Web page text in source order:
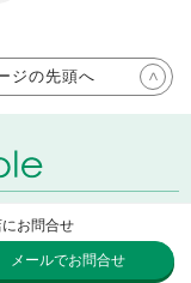
ジの先頭へ
reserved.
お問合せ
メールでお問合せ